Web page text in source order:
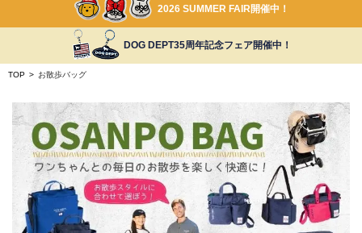
2026 SUMMER FAIR開催中！
DOG DEPT35周年記念フェア開催中！
TOP > お散歩バッグ